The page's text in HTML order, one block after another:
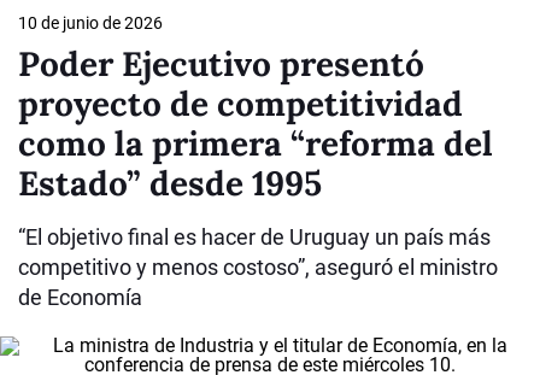
10 de junio de 2026
Poder Ejecutivo presentó
proyecto de competitividad
como la primera “reforma del
Estado” desde 1995
“El objetivo final es hacer de Uruguay un país más
competitivo y menos costoso”, aseguró el ministro
de Economía